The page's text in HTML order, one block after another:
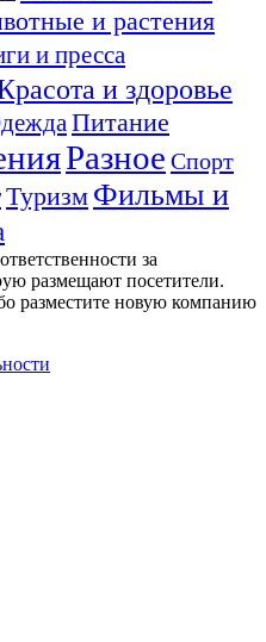
и растения
и пресса
и здоровье
Питание
Разное Спорт
Туризм Фильмы и
за
размещают посетители.
разместите новую компанию